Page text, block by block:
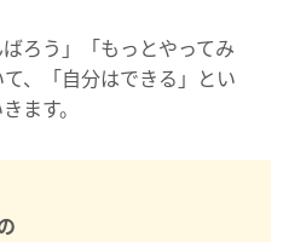
ろう」「もっとやってみ
、「自分はできる」とい
ます。